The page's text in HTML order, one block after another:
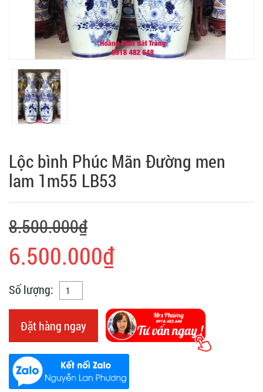
Lộc bình Phúc Mãn Đường men
lam 1m55 LB53
8.500.000₫
6.500.000₫
Số lượng:
Đặt hàng ngay